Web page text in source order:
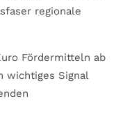
regionale
Fördermitteln ab
wichtiges Signal